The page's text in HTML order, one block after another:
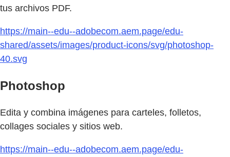
tus archivos PDF.
https://main--edu--adobecom.aem.page/edu-
shared/assets/images/product-icons/svg/photoshop-
40.svg
Photoshop
Edita y combina imágenes para carteles, folletos,
collages sociales y sitios web.
https://main--edu--adobecom.aem.page/edu-